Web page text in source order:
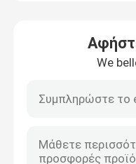
Μας ελάτε σε
Ζητήστε ένα
We